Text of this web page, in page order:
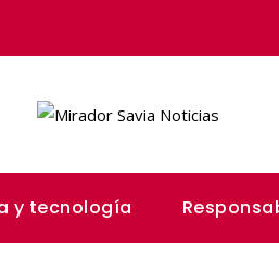
y tecnología